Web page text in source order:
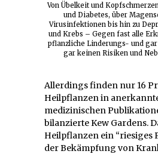
Von Übelkeit und
und Diabetes, über
Virusinfektionen bis hin zu
und Krebs – Gegen fast alle
pflanzliche Linderungs- und
gar keinen Risiken und
Allerdings finden nur 16
Heilpflanzen in
medizinischen
bilanzierte Kew Gardens.
Heilpflanzen ein “riesiges
der Bekämpfung von